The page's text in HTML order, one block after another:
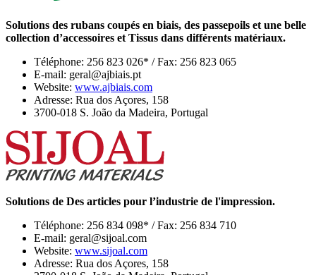
Solutions des rubans coupés en biais, des passepoils et une belle
collection d’accessoires et Tissus dans différents matériaux.
Téléphone: 256 823 026* / Fax: 256 823 065
E-mail: geral@ajbiais.pt
Website: www.ajbiais.com
Adresse: Rua dos Açores, 158
3700-018 S. João da Madeira, Portugal
Solutions de Des articles pour l’industrie de l'impression.
Téléphone: 256 834 098* / Fax: 256 834 710
E-mail: geral@sijoal.com
Website: www.sijoal.com
Adresse: Rua dos Açores, 158